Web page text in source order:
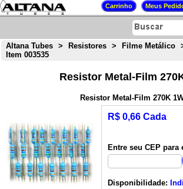
Altana Tubes > Resistores > Filme Metálico
Item 003535
Resistor Metal-Film
Resistor Metal-Film 270K
R$ 0,66 Cada
Entre seu CEP para
Disponibilidade: